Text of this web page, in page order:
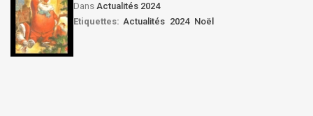
Dans Actualités 2024
Etiquettes: Actualités 2024 Noël